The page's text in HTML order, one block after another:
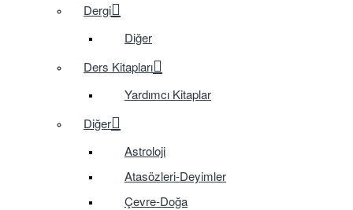
Dergi
Diğer
Ders Kitapları
Yardımcı Kitaplar
Diğer
Astroloji
Atasözleri-Deyimler
Çevre-Doğa